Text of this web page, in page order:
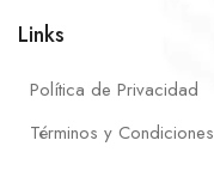
Links
Política de Privacidad
Términos y Condiciones